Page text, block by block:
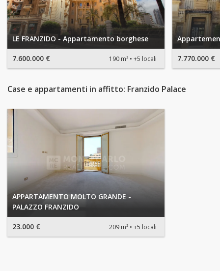
LE FRANZIDO - Appartamento borghese
7.600.000 € 190 m² +5 locali 7.770.000 €
Case e appartamenti in affitto: Franzido Palace
APPARTAMENTO MOLTO GRANDE -
PALAZZO FRANZIDO
23.000 € 209 m² +5 locali